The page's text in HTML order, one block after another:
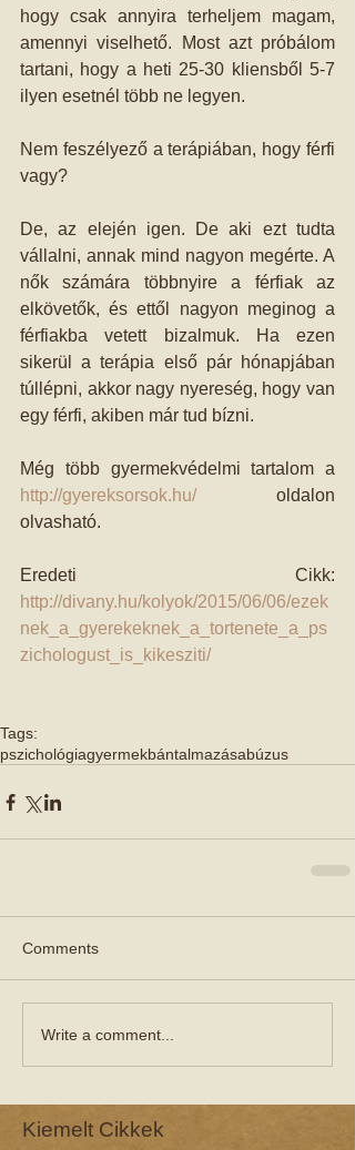
hogy csak annyira terheljem magam,
amennyi viselhető. Most azt próbálom
tartani, hogy a heti 25-30 kliensből 5-7
ilyen esetnél több ne legyen.
Nem feszélyező a terápiában, hogy férfi
vagy?
De, az elején igen. De aki ezt tudta
vállalni, annak mind nagyon megérte. A
nők számára többnyire a férfiak az
elkövetők, és ettől nagyon meginog a
férfiakba vetett bizalmuk. Ha ezen
sikerül a terápia első pár hónapjában
túllépni, akkor nagy nyereség, hogy van
egy férfi, akiben már tud bízni.
http://gyereksorsok.hu/ oldalon
olvasható.
http://divany.hu/kolyok/2015/06/06/ezek
nek_a_gyerekeknek_a_tortenete_a_ps
zichologust_is_kikesziti/
Tags:
pszichológiagyermekbántalmazásabúzus
Comments
Write a comment...
Kiemelt Cikkek